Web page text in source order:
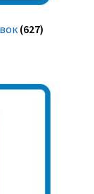
(627)